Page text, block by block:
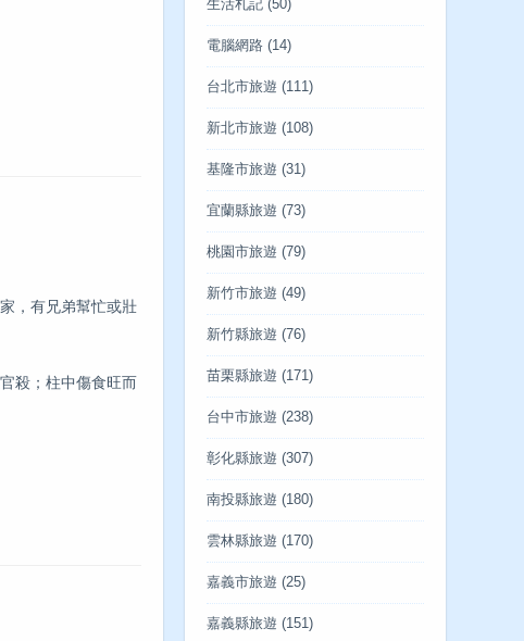
，有兄弟幫忙或壯
殺；柱中傷食旺而
生活札記 (50)
電腦網路 (14)
台北市旅遊 (111)
新北市旅遊 (108)
基隆市旅遊 (31)
宜蘭縣旅遊 (73)
桃園市旅遊 (79)
新竹市旅遊 (49)
新竹縣旅遊 (76)
苗栗縣旅遊 (171)
台中市旅遊 (238)
彰化縣旅遊 (307)
南投縣旅遊 (180)
雲林縣旅遊 (170)
嘉義市旅遊 (25)
嘉義縣旅遊 (151)